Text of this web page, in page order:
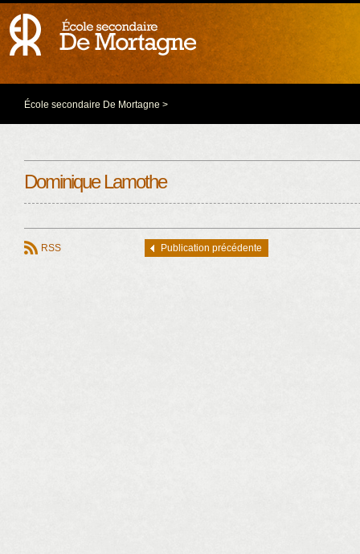
École secondaire De Mortagne >
Dominique Lamothe
RSS Publication précédente